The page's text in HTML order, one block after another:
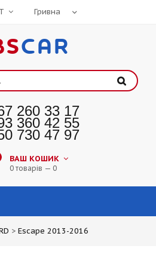
CAR
260 33 17
360 42 55
730 47 97
ВАШ КОШИК
0 товарів — 0
> Escape 2013-2016